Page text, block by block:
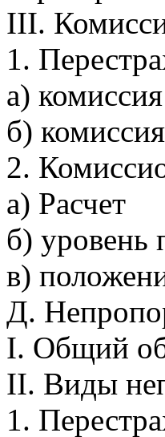
III.
1.
а)
б)
2.
а) Расчет
б) уровень
в)
Д.
I. Общий
II. Виды
1.